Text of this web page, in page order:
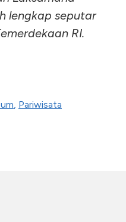
lengkap seputar
RI.
, Pariwisata